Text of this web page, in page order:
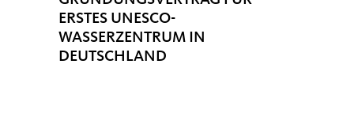
ERSTES UNESCO-
WASSERZENTRUM IN
DEUTSCHLAND